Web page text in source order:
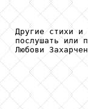
Другие стихи и
послушать или
Любови